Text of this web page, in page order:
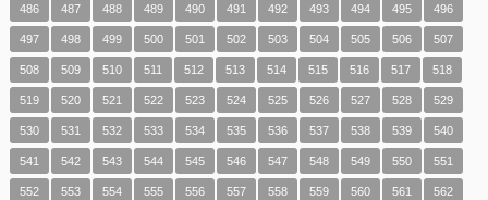
486 487 488 489 490 491 492 493 494 495 496
497 498 499 500 501 502 503 504 505 506 507
508 509 510 511 512 513 514 515 516 517 518
519 520 521 522 523 524 525 526 527 528 529
530 531 532 533 534 535 536 537 538 539 540
541 542 543 544 545 546 547 548 549 550 551
552 553 554 555 556 557 558 559 560 561 562